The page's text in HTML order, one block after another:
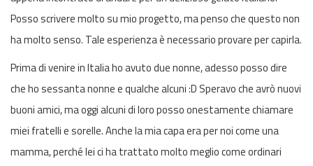
Posso scrivere molto su mio progetto, ma penso che questo non
ha molto senso. Tale esperienza è necessario provare per capirla.
Prima di venire in Italia ho avuto due nonne, adesso posso dire
che ho sessanta nonne e qualche alcuni :D Speravo che avrò nuovi
buoni amici, ma oggi alcuni di loro posso onestamente chiamare
miei fratelli e sorelle. Anche la mia capa era per noi come una
mamma, perché lei ci ha trattato molto meglio come ordinari